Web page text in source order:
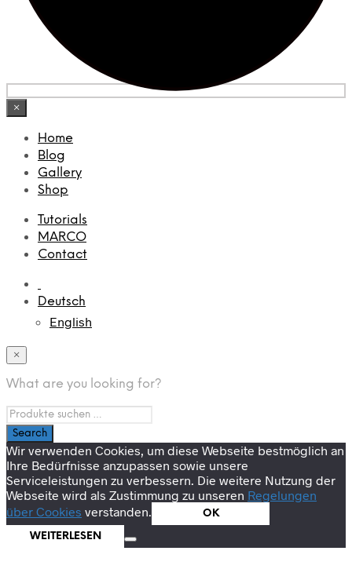
×
Home
Blog
Gallery
Shop
Tutorials
MARCO
Contact
Deutsch
English
×
What are you looking for?
Wir verwenden Cookies, um diese Webseite bestmöglich an
Ihre Bedürfnisse anzupassen sowie unsere
Serviceleistungen zu verbessern. Die weitere Nutzung der
Webseite wird als Zustimmung zu unseren Regelungen
über Cookies verstanden. OK
WEITERLESEN